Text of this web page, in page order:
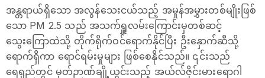
အန္တရာယ်ရှိသော အလွန်သေးငယ်သည့် အမှုန်အမွှားတစ်မျိုးဖြစ်
သော PM 2.5 သည် အသက်ရှူလမ်းကြောင်းမှတစ်ဆင့်
သွေးကြောထဲသို့ တိုက်ရိုက်ဝင်ရောက်နိုင်ပြီး ဦးနှောက်ဆီသို့
ရောက်ရှိကာ ရောင်ရမ်းမှုများ ဖြစ်စေနိုင်သည်။ ၎င်းသည်
ရေရှည်တွင် မှတ်ဉာဏ်ချို့ယွင်းသည့် အယ်လ်ဇိုင်းမားရောဂါ